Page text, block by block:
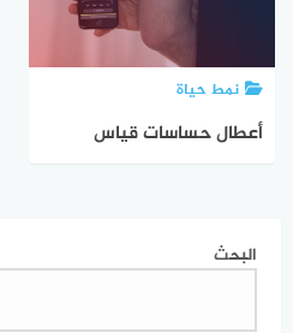
نمط حياة
أعطال حساسات قياس
البحث